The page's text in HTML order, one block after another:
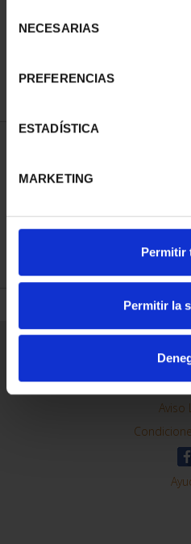
NECESARIAS
PREFERENCIAS
ESTADÍSTICA
MARKETING
Permitir
Permitir la
€140.00
Preguntas
Aviso